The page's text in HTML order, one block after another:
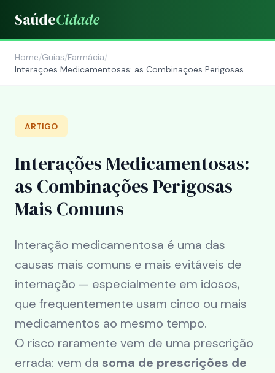
SaúdeCidade
Home/Guias/Farmácia/
Interações Medicamentosas: as Combinações Perigosas
ARTIGO
Interações Medicamentosas:
as Combinações Perigosas
Mais Comuns
Interação medicamentosa é uma das
causas mais comuns e mais evitáveis de
internação — especialmente em idosos,
que frequentemente usam cinco ou mais
medicamentos ao mesmo tempo.
O risco raramente vem de uma prescrição
errada: vem da soma de prescrições de